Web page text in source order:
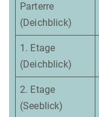
Parterre
(Deichblick)
1. Etage
(Deichblick)
2. Etage
(Seeblick)